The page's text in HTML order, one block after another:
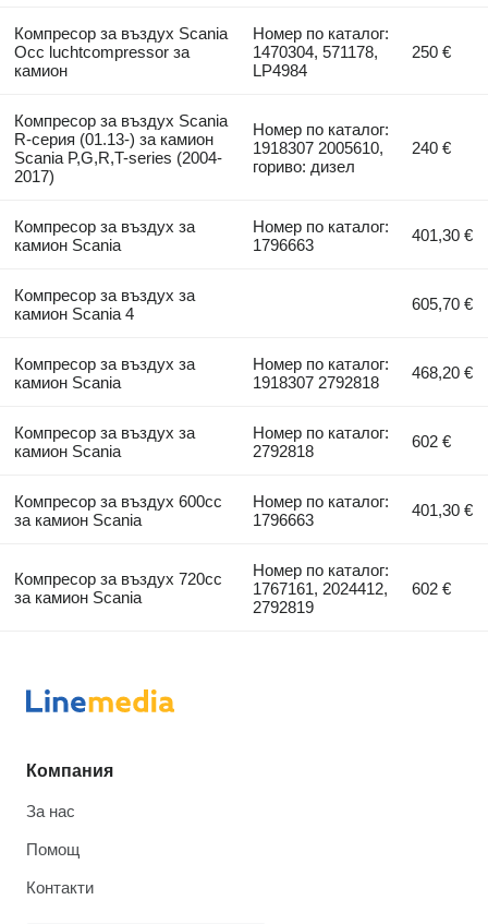
Компресор за въздух Scania
Occ luchtcompressor за
камион
Номер по каталог:
1470304, 571178,
LP4984
250 €
Компресор за въздух Scania
R-серия (01.13-) за камион
Scania P,G,R,T-series (2004-
2017)
Номер по каталог:
1918307 2005610,
гориво: дизел
240 €
Компресор за въздух за
камион Scania
Номер по каталог:
1796663
401,30 €
Компресор за въздух за
камион Scania 4
605,70 €
Компресор за въздух за
камион Scania
Номер по каталог:
1918307 2792818
468,20 €
Компресор за въздух за
камион Scania
Номер по каталог:
2792818
602 €
Компресор за въздух 600cc
за камион Scania
Номер по каталог:
1796663
401,30 €
Компресор за въздух 720cc
за камион Scania
Номер по каталог:
1767161, 2024412,
2792819
602 €
Компания
За нас
Помощ
Контакти